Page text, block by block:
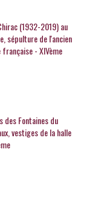
(1932-2019) au
sépulture de l'ancien
- XIVème
des Fontaines du
vestiges de la halle